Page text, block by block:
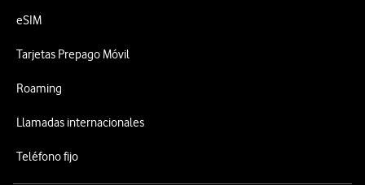
eSIM
Tarjetas Prepago Móvil
Roaming
Llamadas internacionales
Teléfono fijo